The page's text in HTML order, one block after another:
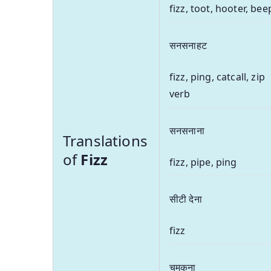
Translations
ofFizz
fizz, toot, hooter,
सनसनाहट
fizz, ping, catcall, zip
verb
सनसनाना
fizz, pipe, ping
सीटी देना
fizz
चमकना